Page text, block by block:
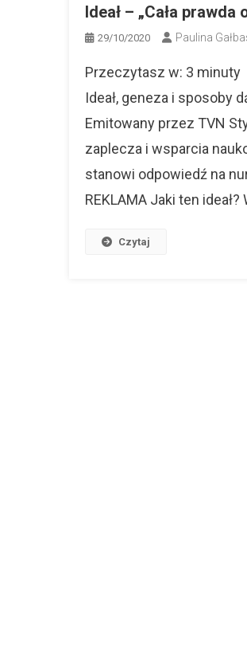
Ideał ­– „Cała prawda
29/10/2020 Paulina
Przeczytasz w: 3 minuty
Ideał, geneza i sposoby
Emitowany przez TVN
zaplecza i wsparcia
stanowi odpowiedź na
REKLAMA Jaki ten
Czytaj